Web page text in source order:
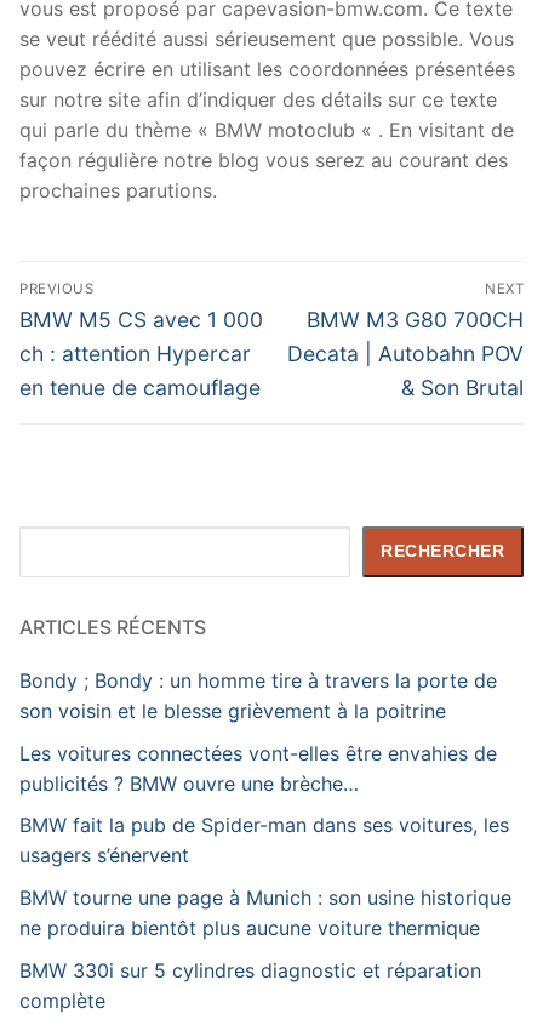
vous est proposé par capevasion-bmw.com. Ce texte
se veut réédité aussi sérieusement que possible. Vous
pouvez écrire en utilisant les coordonnées présentées
sur notre site afin d’indiquer des détails sur ce texte
qui parle du thème « BMW motoclub « . En visitant de
façon régulière notre blog vous serez au courant des
prochaines parutions.
Navigation
de
l’article
PREVIOUS
Previous
post:
BMW M5 CS avec 1 000
ch : attention Hypercar
en tenue de camouflage
NEXT
Next
post:
BMW M3 G80 700CH
Decata | Autobahn POV
& Son Brutal
RECHERCHER
ARTICLES RÉCENTS
Bondy ; Bondy : un homme tire à travers la porte de
son voisin et le blesse grièvement à la poitrine
Les voitures connectées vont-elles être envahies de
publicités ? BMW ouvre une brèche…
BMW fait la pub de Spider-man dans ses voitures, les
usagers s’énervent
BMW tourne une page à Munich : son usine historique
ne produira bientôt plus aucune voiture thermique
BMW 330i sur 5 cylindres diagnostic et réparation
complète